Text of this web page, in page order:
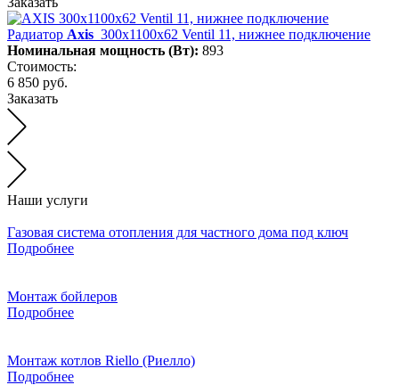
Радиатор Axis 300х1100х62 Ventil 11, нижнее подключение
Номинальная мощность (Вт): 893
Стоимость:
6 850 руб.
Заказать
Наши услуги
Газовая система отопления для частного дома под ключ
Подробнее
Монтаж бойлеров
Подробнее
Монтаж котлов Riello (Риелло)
Подробнее